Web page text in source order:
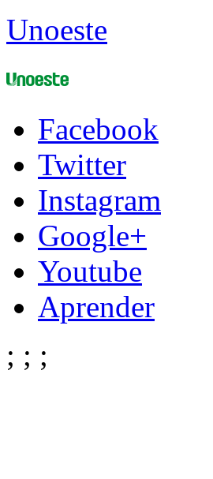
Unoeste
Facebook
Twitter
Instagram
Google+
Youtube
Aprender
; ; ;